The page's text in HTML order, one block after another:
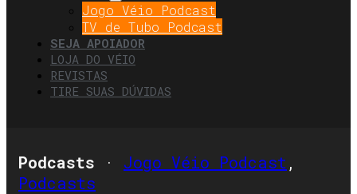
Jogo Véio Podcast
TV de Tubo Podcast
SEJA APOIADOR
LOJA DO VÉIO
REVISTAS
TIRE SUAS DÚVIDAS
Podcasts · Jogo Véio Podcast,
Podcasts